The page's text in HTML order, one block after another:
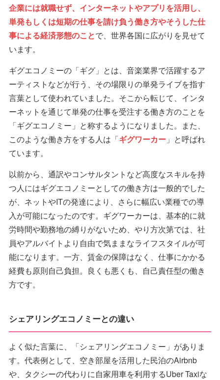
企業には就職せず、インターネットやアプリを活用し、
単発もしくは短期の仕事を請け負う働き方やそうした仕
事による経済形態のことで、世界各国に広がりを見せて
います。
ギグエコノミーの「ギグ」とは、音楽業界で活躍するア
ーティストなどが行う、その場限りの単発ライブを指す
言葉として使われていました。そこから転じて、インタ
ーネットを通じて単発の仕事を受注する働き方のことを
「ギグエコノミー」と称するようになりました。また、
このような働き方をする人は「ギグワーカー」と呼ばれ
ています。
以前から、通訳やコンサルタントなど高度なスキルを持
つ人にはギグエコノミーとしての働き方は一般的でした
が、ネットやITの発達により、さらに幅広い業種での導
入が可能になったのです。ギグワーカーは、基本的に就
労時間や勤務地の縛りがないため、やり方次第では、社
員やアルバイトより自由で気ままなライフスタイルが可
能になります。一方、賃金の保障はなく、仕事にかかる
経費も原則自己負担。良くも悪くも、自己責任型の働き
方です。
シェアリングエコノミーとの違い
よく似た言葉に、「シェアリングエコノミー」がありま
す。代表例として、空き部屋を活用した民泊のAirbnb
や、タクシーの代わりに自家用車を利用するUber Taxiな